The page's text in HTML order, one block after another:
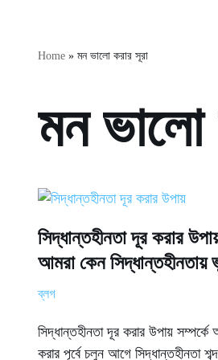
Home » মন ভালো করার সূরা
মন ভালো
সিদ্ধান্তহীনতা দূর করার
আমরা কেন সিদ্ধান্তহীনতায়
ব্লগ
সিদ্ধান্তহীনতা দূর করার উপায় সম্পর্কে
করার পূর্বে চলুন আগে সিদ্ধান্তহীনতা